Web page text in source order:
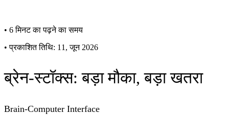
• 6 मिनट का पढ़ने का समय
• प्रकाशित तिथि: 11, जून 2026
ब्रेन-स्टॉक्स: बड़ा मौका, बड़ा खतरा
Brain-Computer Interface